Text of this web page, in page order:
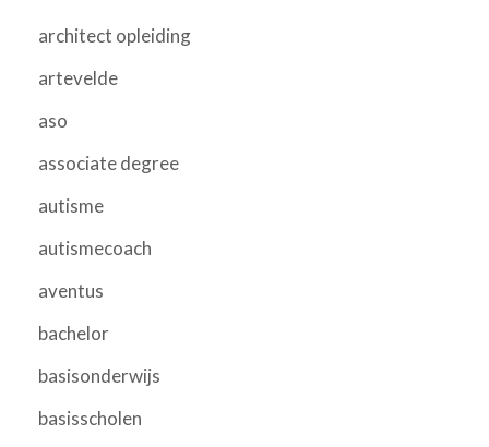
architect opleiding
artevelde
aso
associate degree
autisme
autismecoach
aventus
bachelor
basisonderwijs
basisscholen